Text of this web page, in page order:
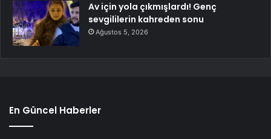
Av için yola çıkmışlardı! Genç
sevgililerin kahreden sonu
Ağustos 5, 2026
En Güncel Haberler